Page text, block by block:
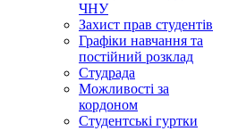
ЧНУ
Захист прав студентів
Графіки навчання та
постійний розклад
Студрада
Можливості за
кордоном
Студентські гуртки